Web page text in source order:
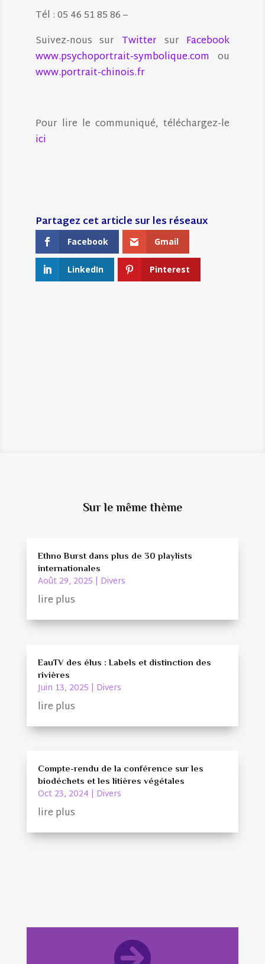
Tél : 05 46 51 85 86 –
Suivez-nous sur Twitter sur Facebook
www.psychoportrait-symbolique.com ou
www.portrait-chinois.fr
Pour lire le communiqué, téléchargez-le
ici
Facebook Gmail
LinkedIn Pinterest
Sur le même thème
Ethno Burst dans plus de 30 playlists
internationales
Août 29, 2025 | Divers
lire plus
EauTV des élus : Labels et distinction des
rivières
Juin 13, 2025 | Divers
lire plus
Compte-rendu de la conférence sur les
biodéchets et les litières végétales
Oct 23, 2024 | Divers
lire plus